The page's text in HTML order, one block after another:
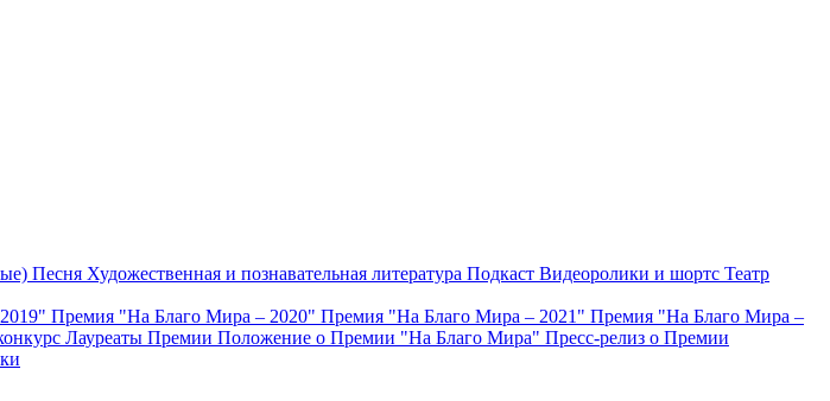
Песня Художественная и познавательная литература Подкаст Видеоролики и шортс Театр
Премия "На Благо Мира – 2020" Премия "На Благо Мира – 2021" Премия "На Благо Мира –
Лауреаты Премии Положение о Премии "На Благо Мира" Пресс-релиз о Премии